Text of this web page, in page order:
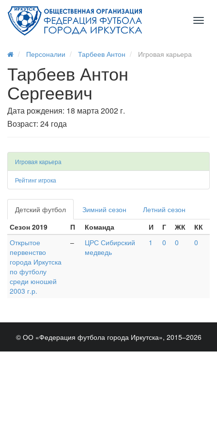
Персоналии Тарбеев Антон Игровая карьера
Тарбеев Антон
Сергеевич
Дата рождения: 18 марта 2002 г.
Возраст: 24 года
Игровая карьера
Рейтинг игрока
Детский футбол Зимний сезон
Летний сезон
Сезон 2019
П Команда И Г ЖК
КК
Открытое
первенство
города Иркутска
по футболу
среди юношей
2003 г.р.
–
ЦРС Сибирский
медведь
1 0 0 0
© ОО «Федерация футбола города Иркутска», 2015–2026